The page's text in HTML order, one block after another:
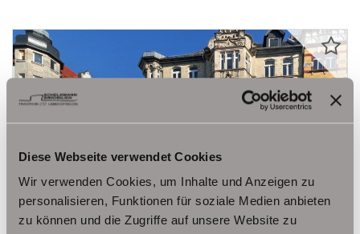
Diese Webseite verwendet Cookies
Wir verwenden Cookies, um Inhalte und Anzeigen zu
personalisieren, Funktionen für soziale Medien anbieten
zu können und die Zugriffe auf unsere Website zu
664,- € VERMIETET
Dachgeschosswohnung in der Erfurter
Löbervorstadt/ Musikviertel